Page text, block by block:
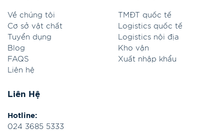
Liên Hệ
Hotline:
024 3685 5333
Về chúng tôi
Cơ sở vật chất
Tuyển dụng
Blog
FAQS
Liên hệ
TMĐT quốc tế
Logistics quốc tế
Logistics nội địa
Kho vận
Xuất nhập khẩu